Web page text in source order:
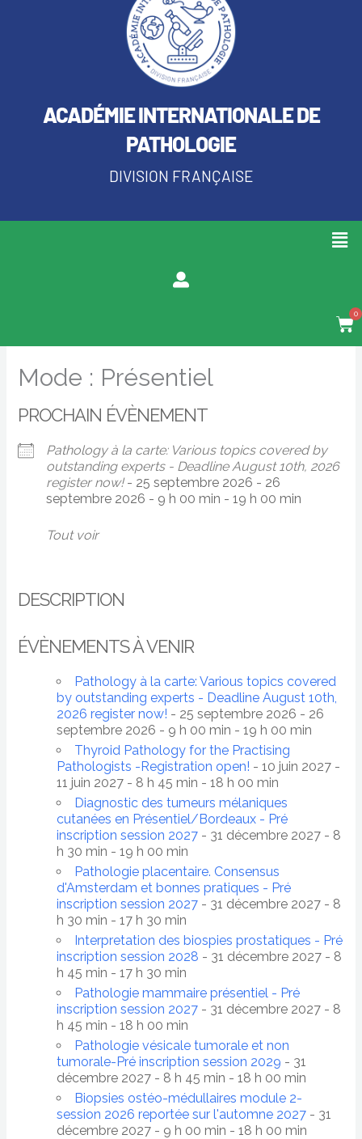
ACADÉMIE INTERNATIONALE DE
PATHOLOGIE
DIVISION FRANÇAISE
0
Mode : Présentiel
PROCHAIN ÉVÈNEMENT
Pathology à la carte: Various topics covered by
outstanding experts - Deadline August 10th, 2026
register now!- 25 septembre 2026 - 26
septembre 2026 - 9 h 00 min - 19 h 00 min
Tout voir
DESCRIPTION
ÉVÈNEMENTS À VENIR
Pathology à la carte: Various topics covered
by outstanding experts - Deadline August 10th,
2026 register now! - 25 septembre 2026 - 26
septembre 2026 - 9 h 00 min - 19 h 00 min
Thyroid Pathology for the Practising
Pathologists -Registration open! - 10 juin 2027 -
11 juin 2027 - 8 h 45 min - 18 h 00 min
Diagnostic des tumeurs mélaniques
cutanées en Présentiel/Bordeaux - Pré
inscription session 2027- 31 décembre 2027 - 8
h 30 min - 19 h 00 min
Pathologie placentaire. Consensus
d'Amsterdam et bonnes pratiques - Pré
inscription session 2027- 31 décembre 2027 - 8
h 30 min - 17 h 30 min
Interpretation des biospies prostatiques - Pré
inscription session 2028 - 31 décembre 2027 - 8
h 45 min - 17 h 30 min
Pathologie mammaire présentiel - Pré
inscription session 2027- 31 décembre 2027 - 8
h 45 min - 18 h 00 min
Pathologie vésicale tumorale et non
tumorale-Pré inscription session 2029 - 31
décembre 2027 - 8 h 45 min - 18 h 00 min
Biopsies ostéo-médullaires module 2-
session 2026 reportée sur l'automne 2027- 31
décembre 2027 - 9 h 00 min - 18 h 00 min